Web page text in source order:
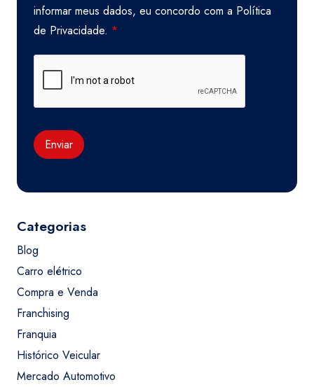
informar meus dados, eu concordo com a Política
de Privacidade. *
Enviar
Categorias
Blog
Carro elétrico
Compra e Venda
Franchising
Franquia
Histórico Veicular
Mercado Automotivo